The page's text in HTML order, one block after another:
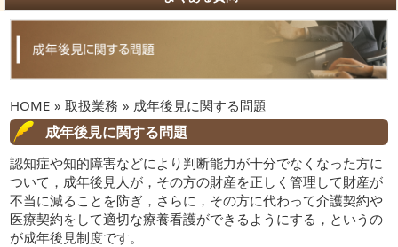
HOME »取扱業務 » 成年後見に関する問題
成年後見に関する問題
認知症や知的障害などにより判断能力が十分でなくなった方に
ついて，成年後見人が，その方の財産を正しく管理して財産が
不当に減ることを防ぎ，さらに，その方に代わって介護契約や
医療契約をして適切な療養看護ができるようにする，というの
が成年後見制度です。